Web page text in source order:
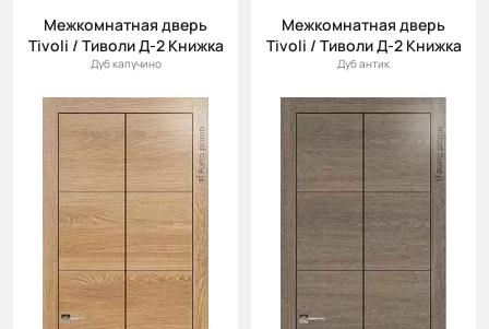
Межкомнатная дверь
Tivoli / Тиволи Д-2 Книжка
Дуб капучино
Межкомнатная дверь
Tivoli / Тиволи Д-2 Книжка
Дуб антик